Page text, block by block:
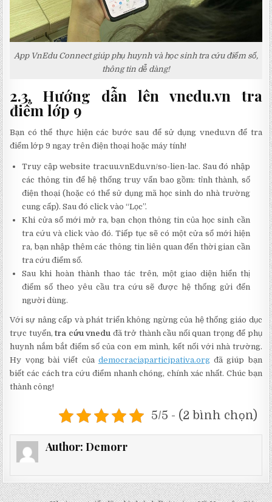
App VnEdu Connect giúp phụ huynh và học sinh tra cứu điểm số,
thông tin dễ dàng!
2.3. Hướng dẫn lên vnedu.vn tra
điểm lớp 9
Bạn có thể thực hiện các bước sau để sử dụng vnedu.vn để tra
điểm lớp 9 ngay trên điện thoại hoặc máy tính!
Truy cập website tracuu.vnEdu.vn/so-lien-lac. Sau đó nhập
các thông tin để hệ thống truy vấn bao gồm: tỉnh thành, số
điện thoại (hoặc có thể sử dụng mã học sinh do nhà trường
cung cấp). Sau đó click vào “Lọc”.
Khi cửa sổ mới mở ra, bạn chọn thông tin của học sinh cần
tra cứu và click vào đó. Tiếp tục sẽ có một cửa sổ mới hiện
ra, bạn nhập thêm các thông tin liên quan đến thời gian cần
tra cứu điểm số.
Sau khi hoàn thành thao tác trên, một giao diện hiển thị
điểm số theo yêu cầu tra cứu sẽ được hệ thống gửi đến
người dùng.
Với sự nâng cấp và phát triển không ngừng của hệ thống giáo dục
trực tuyến, tra cứu vnedu đã trở thành cầu nối quan trọng để phụ
huynh nắm bắt điểm số của con em mình, kết nối với nhà trường.
Hy vọng bài viết của democraciaparticipativa.orgđã giúp bạn
biết các cách tra cứu điểm nhanh chóng, chính xác nhất. Chúc bạn
thành công!
5/5 - (2 bình chọn)
Author: Demorr